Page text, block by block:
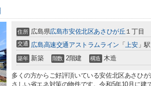
住所 広島県広島市安佐北区あさひが丘 １丁目
交通 広島高速交通アストラムライン 「上安」
築年 新築 階数 2階建 構造 木造
多くの方からご好評頂いている安佐北区あさひ
さしい省エネ対策の物件です。令和5年10月に建